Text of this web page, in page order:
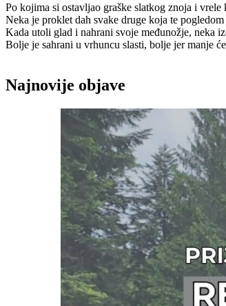
Po kojima si ostavljao graške slatkog znoja i vrele
Neka je proklet dah svake druge koja te
Kada utoli glad i nahrani svoje međunožje, neka
Bolje je sahrani u vrhuncu slasti, bolje jer manje
Najnovije objave